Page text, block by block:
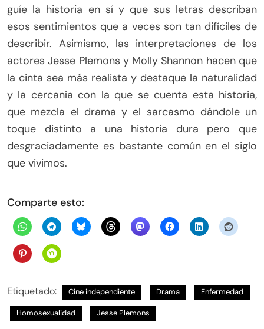
guíe la historia en sí y que sus letras describan
esos sentimientos que a veces son tan difíciles de
describir. Asimismo, las interpretaciones de los
actores Jesse Plemons y Molly Shannon hacen que
la cinta sea más realista y destaque la naturalidad
y la cercanía con la que se cuenta esta historia,
que mezcla el drama y el sarcasmo dándole un
toque distinto a una historia dura pero que
desgraciadamente es bastante común en el siglo
que vivimos.
Comparte esto:
Etiquetado: Cine independiente Drama Enfermedad
Homosexualidad Jesse Plemons